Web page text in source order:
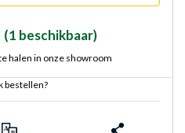
(1 beschikbaar)
halen in onze showroom
bestellen?